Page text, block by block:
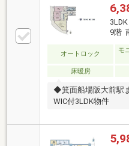
9階
オートロック
モ
床暖房
◆箕面船場阪大前駅
WIC付3LDK物件